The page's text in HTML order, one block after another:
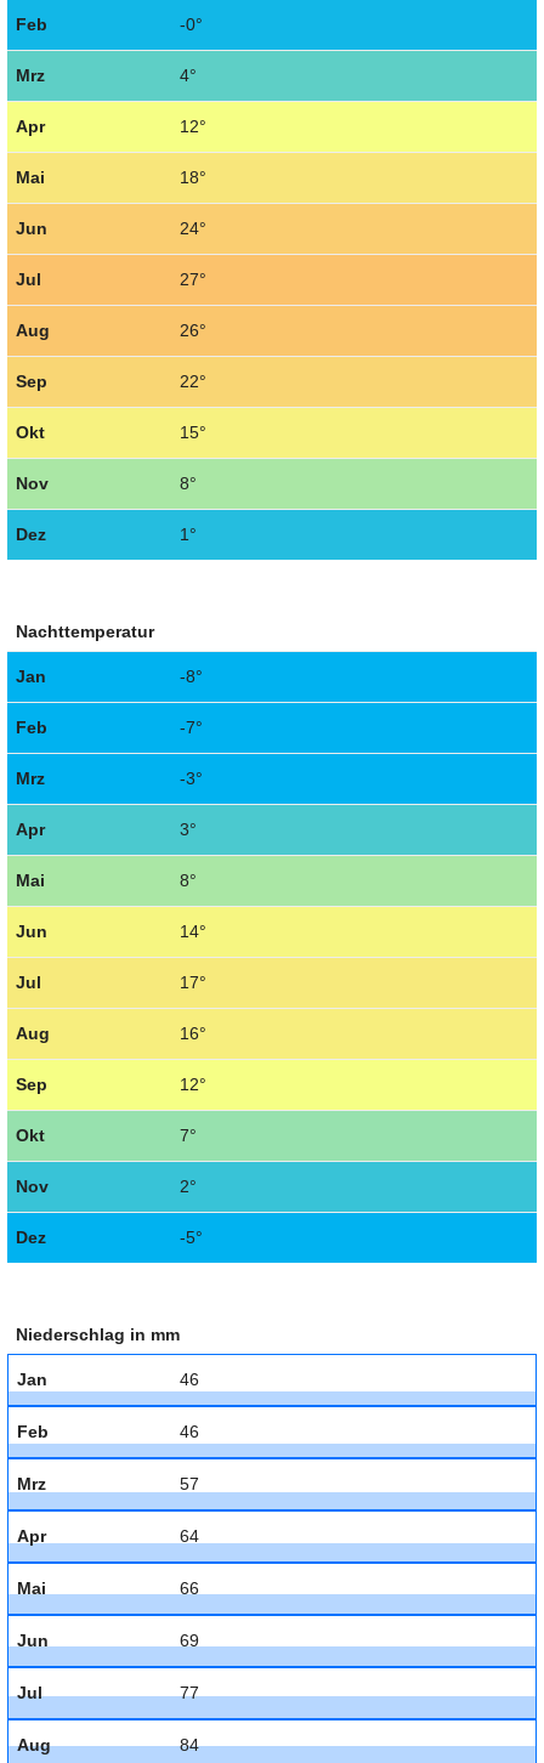
Feb -0°
Mrz 4°
Apr 12°
Mai 18°
Jun 24°
Jul 27°
Aug 26°
Sep 22°
Okt 15°
Nov 8°
Dez 1°
Nachttemperatur
Jan -8°
Feb -7°
Mrz -3°
Apr 3°
Mai 8°
Jun 14°
Jul 17°
Aug 16°
Sep 12°
Okt 7°
Nov 2°
Dez -5°
Niederschlag in mm
Jan 46
Feb 46
Mrz 57
Apr 64
Mai 66
Jun 69
Jul 77
Aug 84